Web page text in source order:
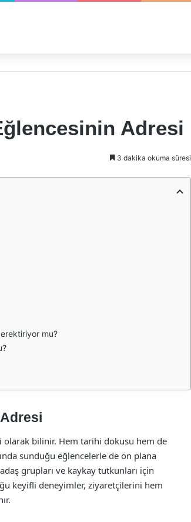
Adresi
3 dakika okuma süresi
mu?
olarak bilinir. Hem tarihi dokusu hem de
sunduğu eğlencelerle de ön plana
grupları ve kaykay tutkunları için
keyifli deneyimler, ziyaretçilerini hem